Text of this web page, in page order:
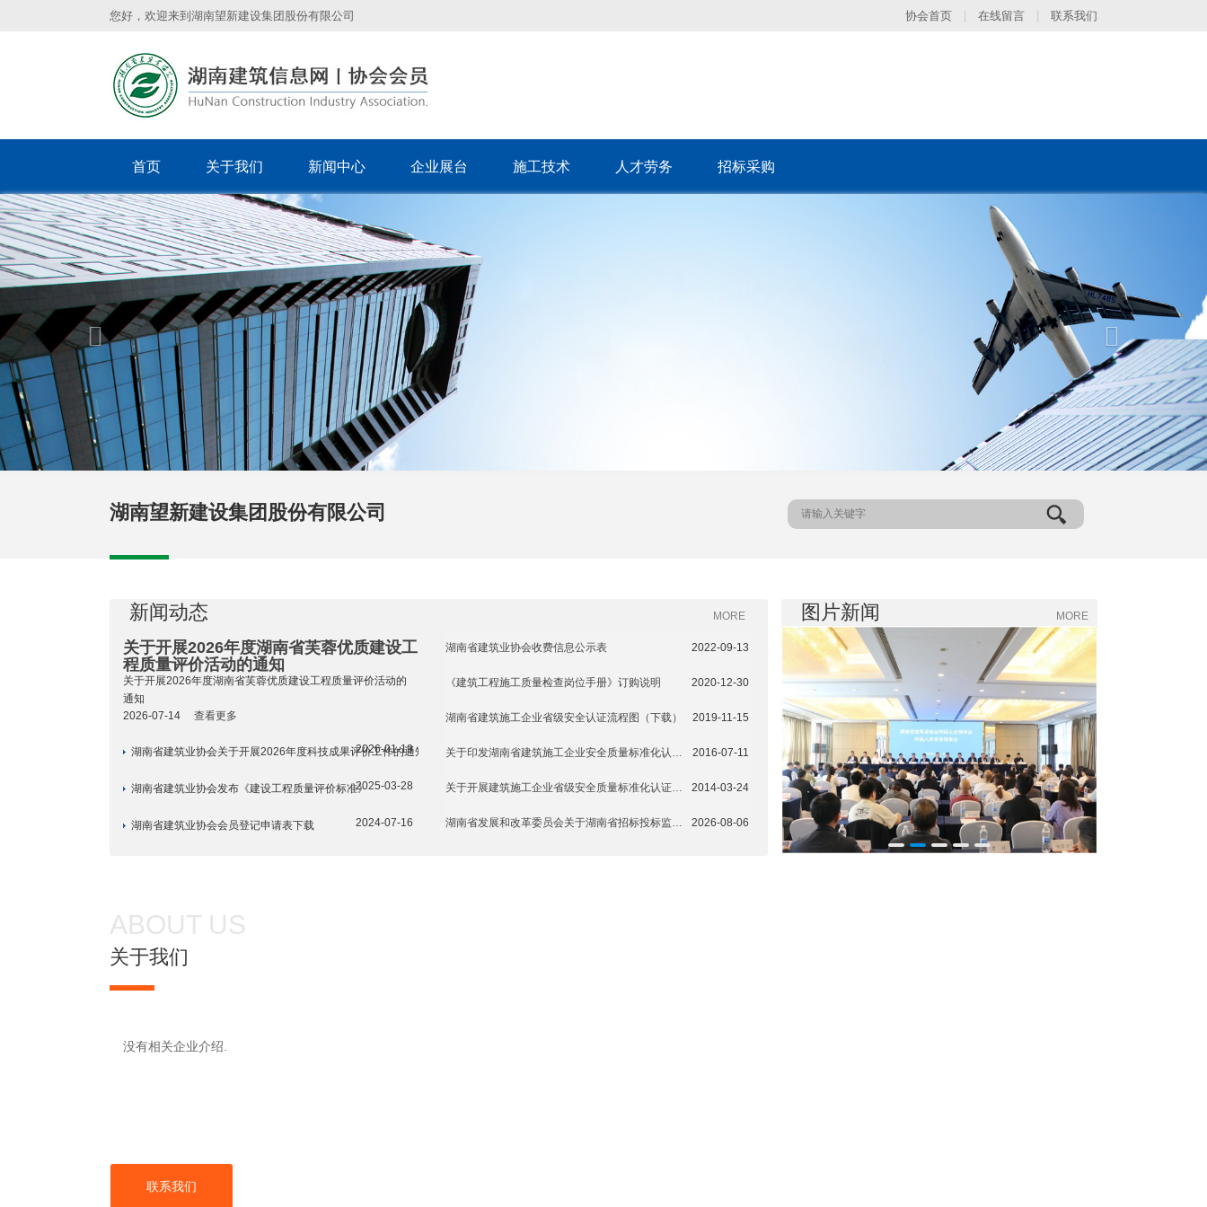
您好，欢迎来到湖南望新建设集团股份有限公司 协会首页 在线留言 联系我们
首页 关于我们 新闻中心 企业展台 施工技术 人才劳务 招标采购
Previous
湖南望新建设集团股份有限公司
新闻动态 MORE
关于开展2026年度湖南省芙蓉优质建设工
程质量评价活动的通知
关于开展2026年度湖南省芙蓉优质建设工程质量评价活动的
通知
2026-07-14
查看更多
2026-01-19
湖南省建筑业协会关于开展2026年度科技成果评价工作的通知
2025-03-28
湖南省建筑业协会发布《建设工程质量评价标准》
2024-07-16
湖南省建筑业协会会员登记申请表下载
湖南省建筑业协会收费信息公示表 2022-09-13
《建筑工程施工质量检查岗位手册》订购说明 2020-12-30
湖南省建筑施工企业省级安全认证流程图（下载） 2019-11-15
关于印发湖南省建筑施工企业安全质量标准化认证实施办法的通知 2016-07-11
关于开展建筑施工企业省级安全质量标准化认证动态核查和延期工作的通知 2014-03-24
湖南省发展和改革委员会关于湖南省招标投标监管网优化后正式运行的公告 2026-08-06
图片新闻 MORE
Previous Next
ABOUT US
关于我们
没有相关企业介绍.
联系我们